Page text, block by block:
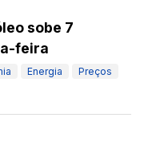
sobe 7
feira
Energia Preços